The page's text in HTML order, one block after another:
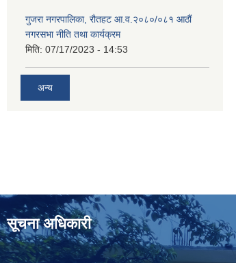
गुजरा नगरपालिका, रौतहट आ.व.२०८०/०८१ आठौं
नगरसभा नीति तथा कार्यक्रम
मिति: 07/17/2023 - 14:53
अन्य
सूचना अधिकारी